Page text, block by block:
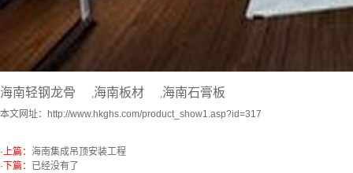
海南轻钢龙骨 ,海南板材 ,海南石膏板
本文网址： http://www.hkghs.com/product_show1.asp?id=317
·上篇： 海南集成吊顶安装工程
·下篇： 已经没有了